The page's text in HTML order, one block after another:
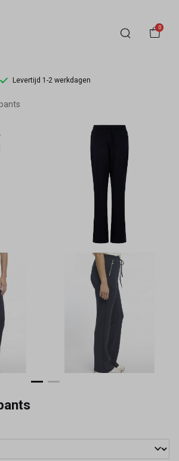
0
Levertijd 1-2 werkdagen